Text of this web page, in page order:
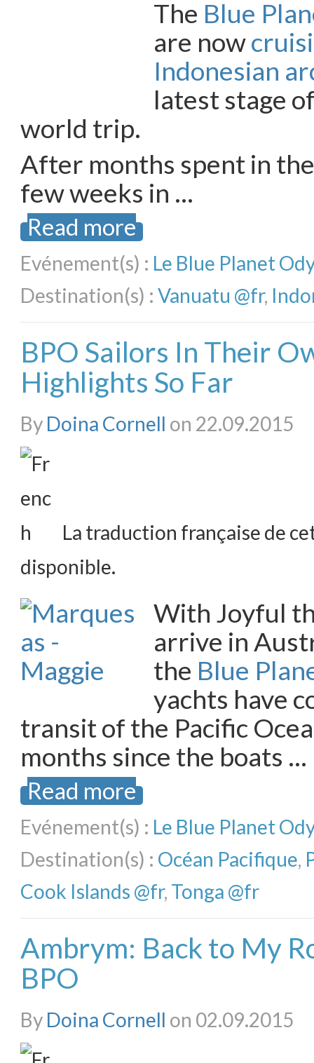
The Blue
are now
Indonesian
latest stage
world trip.
After months spent in
few weeks in …
Read more
Evénement(s) : Le Blue Planet
Destination(s) : Vanuatu @fr,
BPO Sailors In Their
Highlights So Far
By Doina Cornell on 22.09.2015
La traduction française de
disponible.
With Joyful
arrive in
the Blue
yachts have
transit of the Pacific
months since the boats …
Read more
Evénement(s) : Le Blue Planet
Destination(s) : Océan Pacifique,
Cook Islands @fr, Tonga @fr
Ambrym: Back to My
BPO
By Doina Cornell on 02.09.2015